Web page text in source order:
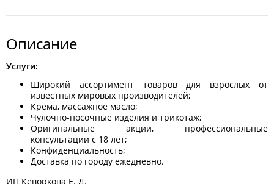
Описание
Услуги:
Широкий ассортимент товаров для взрослых от
известных мировых производителей;
Крема, массажное масло;
Чулочно-носочные изделия и трикотаж;
Оригинальные акции, профессиональные
консультации с 18 лет;
Конфиденциальность;
Доставка по городу ежедневно.
ИП Кеворкова Е. Д.